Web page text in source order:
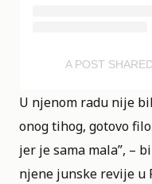
A POST
U njenom radu nije
onog tihog, gotovo
jer je sama mala”, –
njene junske revije u